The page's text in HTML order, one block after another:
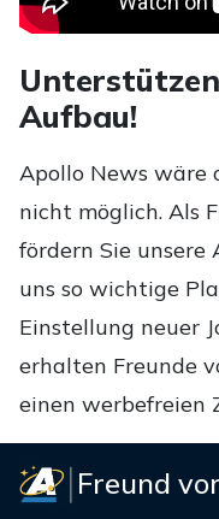
Aufbau!
Apollo News wäre
nicht möglich. Als
fördern Sie
uns so wichtige
Einstellung neuer
erhalten Freunde
einen werbefreien
Freund